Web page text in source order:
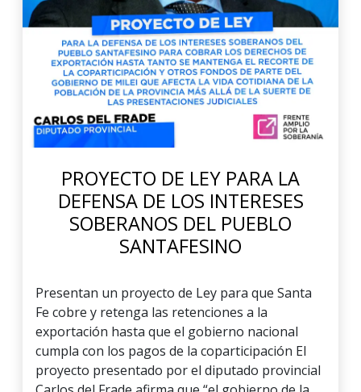
PROYECTO DE LEY PARA LA
DEFENSA DE LOS INTERESES
SOBERANOS DEL PUEBLO
SANTAFESINO
Presentan un proyecto de Ley para que Santa
Fe cobre y retenga las retenciones a la
exportación hasta que el gobierno nacional
cumpla con los pagos de la coparticipación El
proyecto presentado por el diputado provincial